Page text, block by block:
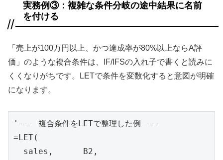
実務例③：複雑な条件分岐の途中結果に名前
を付ける
「売上が100万円以上、かつ達成率が80%以上ならA評
価」のような複合条件は、IF/IFSの入れ子で書くと読みに
くくなりがちです。LETで条件を変数化すると意図が明確
になります。
'--- 複合条件をLETで整理した例 ---
=LET(
  sales,      B2,